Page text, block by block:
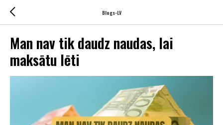
Blogs-LV
Man nav tik daudz naudas, lai
maksātu lēti